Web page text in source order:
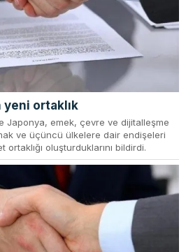
yeni ortaklık
Japonya, emek, çevre ve dijitalleşme
ve üçüncü ülkelere dair endişeleri
oluşturduklarını bildirdi.